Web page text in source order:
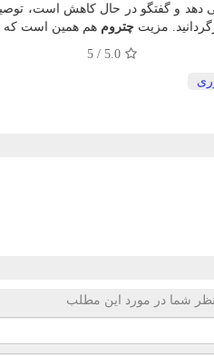
دهد و گفتگو در حال کاهش است،
مزیت چتروم هم همین است که
5.0
/
5
نظر شما در مورد این مطلب